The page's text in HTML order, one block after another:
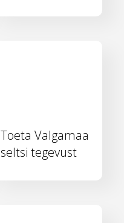
Toeta Valgamaa
seltsi tegevust